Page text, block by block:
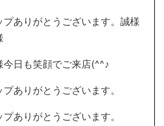
プありがとうございます。誠様
今日も笑顔でご来店(^^♪
ありがとうございます。
ありがとうございます。